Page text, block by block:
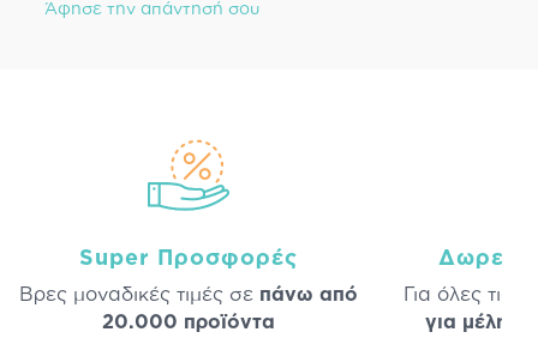
Άφησε την απάντησή σου
Super Προσφορές
Βρες μοναδικές τιμές σε πάνω από
20.000 προϊόντα
Δωρεάν
Για όλες τις
για μέλη